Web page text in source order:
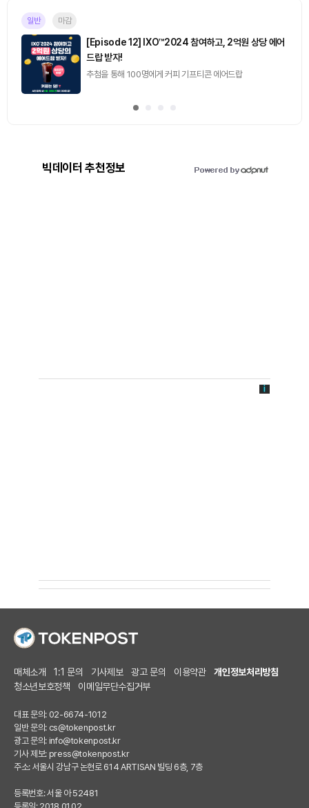
일반 마감
[Episode 12] IXO™2024 참여하고, 2억원 상당 에어
드랍 받자!
추첨을 통해 100명에게 커피 기프티콘 에어드랍
빅데이터 추천정보
매체소개 1:1 문의 기사제보 광고 문의 이용약관
개인정보처리방침
청소년보호정책
이메일무단수집거부
대표 문의: 02-6674-1012
일반 문의: cs@tokenpost.kr
광고 문의: info@tokenpost.kr
기사 제보: press@tokenpost.kr
주소: 서울시 강남구 논현로 614 ARTISAN 빌딩 6층, 7층
등록번호: 서울 아 52481